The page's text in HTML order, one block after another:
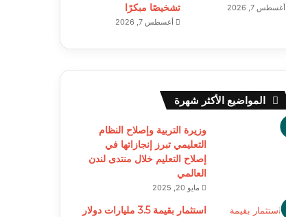
أغسطس 7, 2026
تشخيصًا مبكرًا
أغسطس 7, 2026
المواضيع الأكثر شهرة
وزيرة التربية وإصلاح النظام
التعليمي تبرز إنجازاتها في
إصلاح التعليم خلال منتدى لندن
العالمي
مايو 20, 2025
استثمار بقيمة 3.5 مليارات دولار